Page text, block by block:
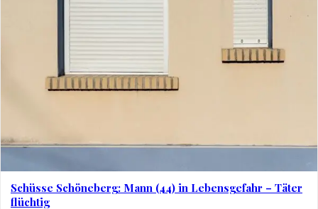
Schüsse Schöneberg: Mann (44) in Lebensgefahr – Täter
flüchtig